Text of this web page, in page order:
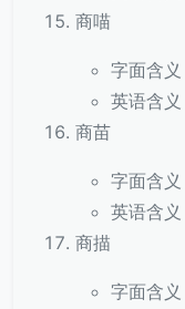
商喵
字面含义
英语含
商苗
字面含义
英语含
商描
字面含义